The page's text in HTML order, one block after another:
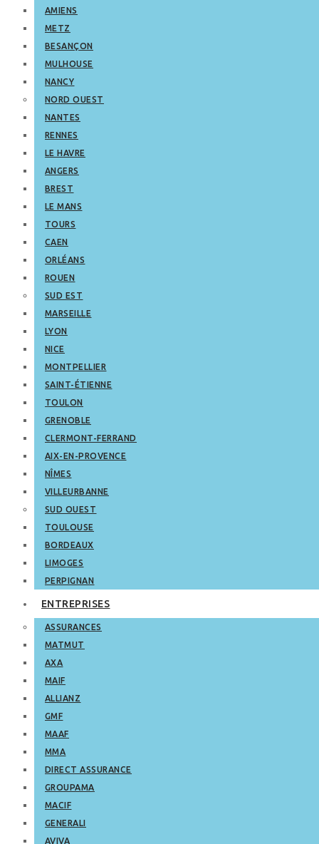
AMIENS
METZ
BESANÇON
MULHOUSE
NANCY
NORD OUEST
NANTES
RENNES
LE HAVRE
ANGERS
BREST
LE MANS
TOURS
CAEN
ORLÉANS
ROUEN
SUD EST
MARSEILLE
LYON
NICE
MONTPELLIER
SAINT-ÉTIENNE
TOULON
GRENOBLE
CLERMONT-FERRAND
AIX-EN-PROVENCE
NÎMES
VILLEURBANNE
SUD OUEST
TOULOUSE
BORDEAUX
LIMOGES
PERPIGNAN
ENTREPRISES
ASSURANCES
MATMUT
AXA
MAIF
ALLIANZ
GMF
MAAF
MMA
DIRECT ASSURANCE
GROUPAMA
MACIF
GENERALI
AVIVA